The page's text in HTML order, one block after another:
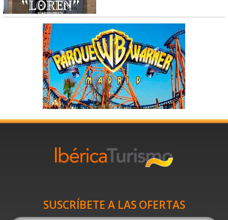
SUSCRÍBETE A LAS OFERTAS